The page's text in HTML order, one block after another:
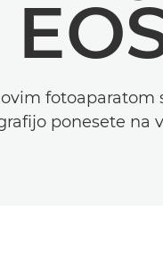
fotoaparatom
ponesete na